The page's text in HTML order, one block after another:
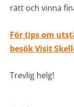
rätt och vinna
För tips om
besök Visit
Trevlig helg!